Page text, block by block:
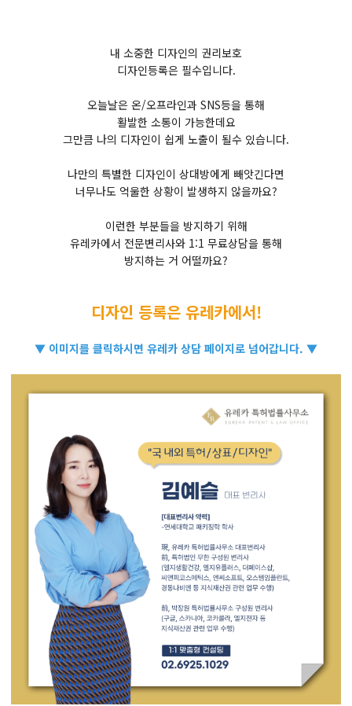
내 소중한 디자인의 권리보호
디자인등록은 필수입니다.
​오늘날은 온/오프라인과 SNS등을 통해
활발한 소통이 가능한데요
그만큼 나의 디자인이 쉽게 노출이 될수 있습니다.
​나만의 특별한 디자인이 상대방에게 빼앗긴다면
너무나도 억울한 상황이 발생하지 않을까요?
​이런한 부분들을 방지하기 위해
유레카에서 전문변리사와 1:1 무료상담을 통해
방지하는 거 어떨까요?
디자인 등록은 유레카에서!
▼ 이미지를 클릭하시면 유레카 상담 페이지로 넘어갑니다. ▼